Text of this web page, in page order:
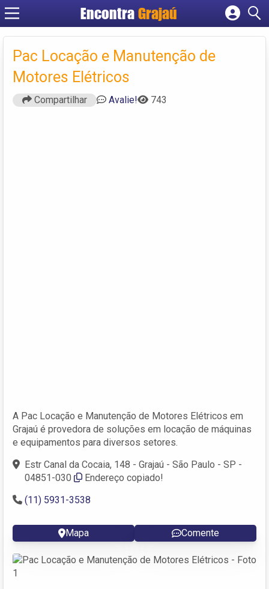
Encontra Grajaú
Cadastrar empresa
Criar conta
Pac Locação e Manutenção de
Motores Elétricos
Compartilhar Avalie! 743
A Pac Locação e Manutenção de Motores Elétricos em
Grajaú é provedora de soluções em locação de máquinas
e equipamentos para diversos setores.
Estr Canal da Cocaia, 148 - Grajaú - São Paulo - SP -
04851-030
Endereço copiado!
(11) 5931-3538
Mapa Comente